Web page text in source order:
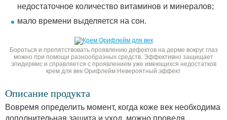
недостаточное количество витаминов и минералов;
мало времени выделяется на сон.
Бороться и препятствовать проявлению дефектов на дерме вокруг глаз
можно при помощи разнообразных средств. Эффективно защищает
эпидермис и справляется с проявлением уже имеющихся недостатков
крем для век Орифлейм Невероятный эффект
Описание продукта
Вовремя определить момент, когда коже век необходима
дополнительная защита и уход, можно проведя